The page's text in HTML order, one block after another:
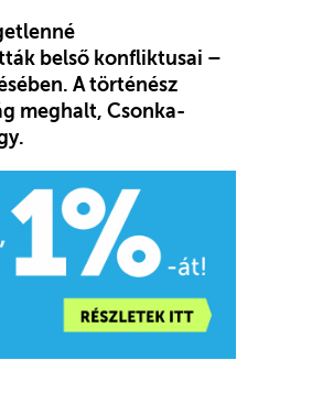
belső konfliktusai –
A történész
meghalt, Csonka-